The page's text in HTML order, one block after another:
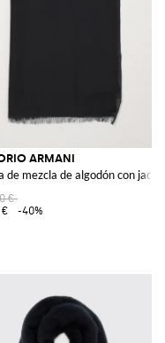
en contraste y bajo recto
ARMANI
de mezcla de algodón con
€
€
-40%